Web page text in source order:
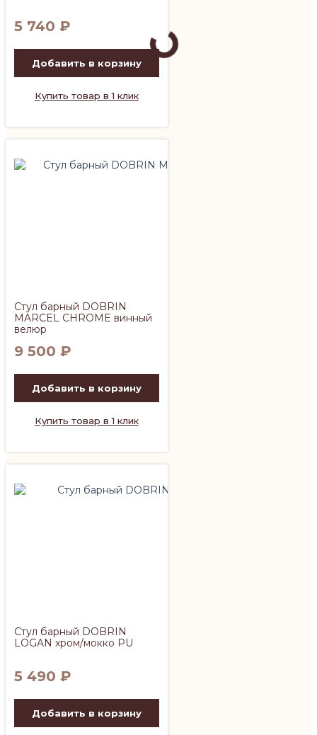
5 740 ₽
Добавить в корзину
Купить товар в 1 клик
Стул барный DOBRIN
MARCEL CHROME винный
велюр
9 500 ₽
Добавить в корзину
Купить товар в 1 клик
Стул барный DOBRIN
LOGAN хром/мокко PU
5 490 ₽
Добавить в корзину